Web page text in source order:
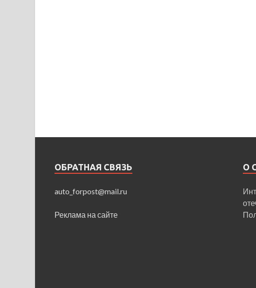
ОБРАТНАЯ СВЯЗЬ
auto_forpost@mail.ru
Реклама на сайте
О